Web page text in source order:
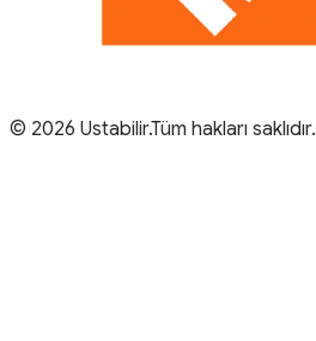
© 2026 Ustabilir.Tüm hakları saklıdır.